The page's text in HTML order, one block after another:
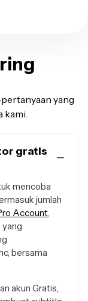
yang
gratis
mencoba
jumlah
Account,
yang
bersama
akun Gratis,